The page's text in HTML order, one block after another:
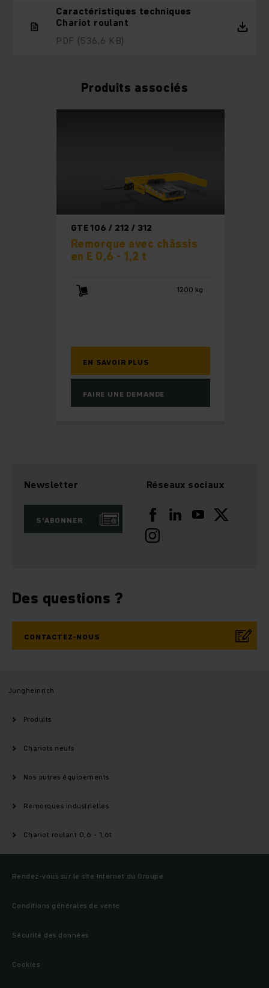
Caractéristiques techniques
Chariot roulant
PDF (536,6 KB)
Produits associés
GTE 106 / 212 / 312
Remorque avec châssis
en E 0,6 - 1,2 t
1200 kg
EN SAVOIR PLUS
FAIRE UNE DEMANDE
Newsletter
S'ABONNER
Réseaux sociaux
Des questions ?
CONTACTEZ-NOUS
Jungheinrich
Produits
Chariots neufs
Nos autres équipements
Remorques industrielles
Chariot roulant 0,6 - 1,6t
Rendez-vous sur le site Internet du Groupe
Conditions générales de vente
Sécurité des données
Cookies